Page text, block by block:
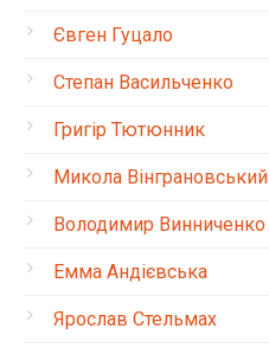
Євген Гуцало
Степан Васильченко
Григір Тютюнник
Микола Вінграновський
Володимир Винниченко
Емма Андієвська
Ярослав Стельмах